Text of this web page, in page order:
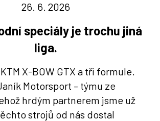
26. 6. 2026
speciály je trochu jiná
liga.
X-BOW GTX a tři formule.
Motorsport – týmu ze
hrdým partnerem jsme už
strojů od nás dostal